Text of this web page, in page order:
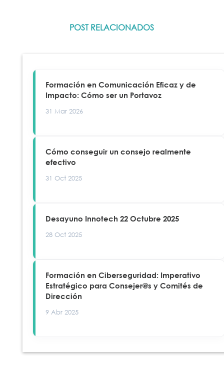
POST RELACIONADOS
Formación en Comunicación Eficaz y de
Impacto: Cómo ser un Portavoz
31 Mar 2026
Cómo conseguir un consejo realmente
efectivo
31 Oct 2025
Desayuno Innotech 22 Octubre 2025
28 Oct 2025
Formación en Ciberseguridad: Imperativo
Estratégico para Consejer@s y Comités de
Dirección
9 Abr 2025